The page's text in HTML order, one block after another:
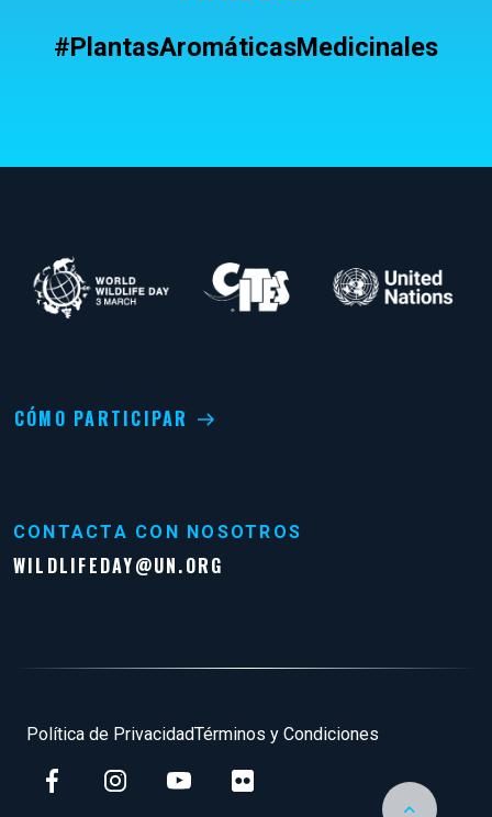
#PlantasAromáticasMedicinales
CÓMO PARTICIPAR
CONTACTA CON NOSOTROS
WILDLIFEDAY@UN.ORG
Política de PrivacidadTérminos y Condiciones
Back to Top